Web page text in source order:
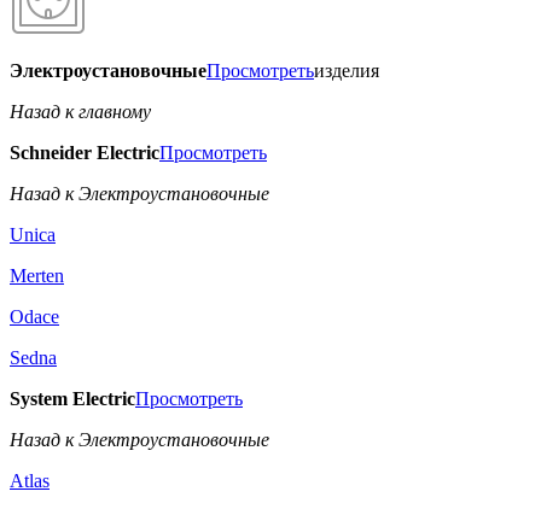
ЭлектроустановочныеПросмотретьизделия
Назад к главному
Schneider ElectricПросмотреть
Назад к Электроустановочные
Unica
Merten
Odace
Sedna
System ElectricПросмотреть
Назад к Электроустановочные
Atlas